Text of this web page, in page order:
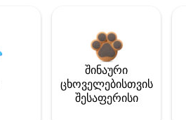
შინაური
ცხოველებისთვის
შესაფერისი